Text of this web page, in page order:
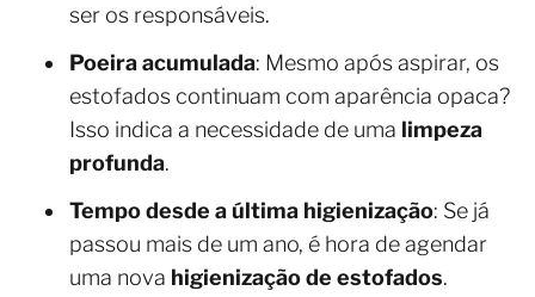
ser os responsáveis.
Poeira acumulada: Mesmo após aspirar, os
estofados continuam com aparência opaca?
Isso indica a necessidade de uma limpeza
profunda.
Tempo desde a última higienização: Se já
passou mais de um ano, é hora de agendar
uma nova higienização de estofados.